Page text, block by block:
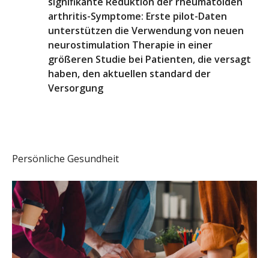
arthritis-Symptome: Erste pilot-Daten
unterstützen die Verwendung von neuen
neurostimulation Therapie in einer
größeren Studie bei Patienten, die versagt
haben, den aktuellen standard der
Versorgung
Persönliche Gesundheit